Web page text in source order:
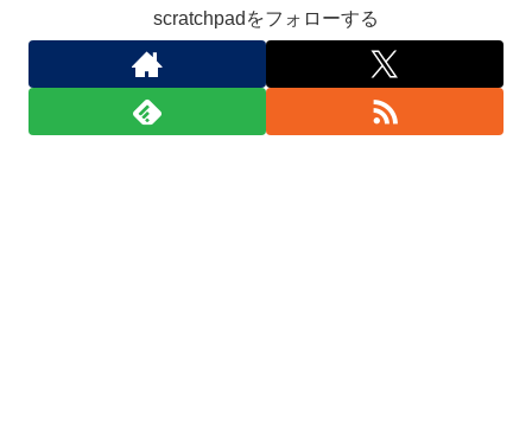
scratchpadをフォローする